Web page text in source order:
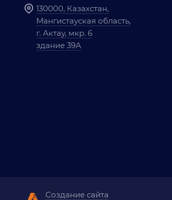
130000, Казахстан,
Мангистауская область,
г. Актау, мкр. 6
здание 39А
Создание сайта